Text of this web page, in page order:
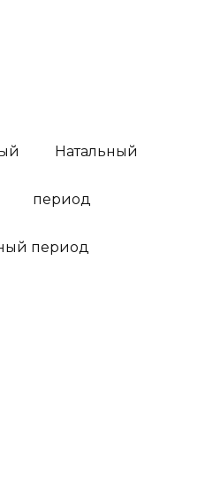
Натальный
период